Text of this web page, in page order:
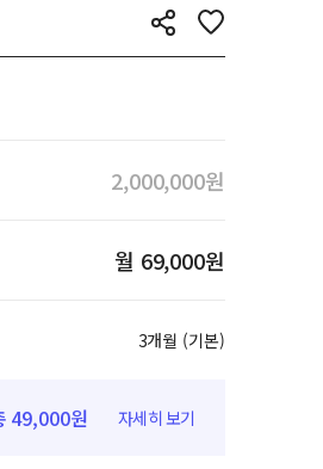
2,000,000원
월 69,000원
3개월 (기본)
49,000원 자세히 보기